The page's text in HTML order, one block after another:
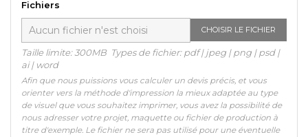
Fichiers
CHOISIR LE FICHIER
Taille limite: 300MB Types de fichier: pdf | jpeg | png | psd |
ai | word
Afin que nous puissions vous calculer un devis précis, et vous
orienter vers la méthode d'impression la mieux adaptée au type
de visuel que vous souhaitez imprimer, vous avez la possibilité de
nous adresser votre projet, maquette ou fichier de production à
titre d'exemple. Le fichier ne sera pas utilisé pour une éventuelle